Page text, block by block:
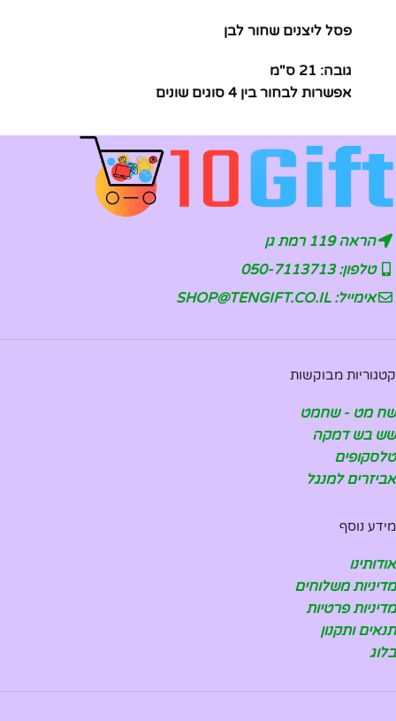
פסל ליצנים שחור לבן
גובה: 21 ס"מ
אפשרות לבחור בין 4 סוגים שונים
הראה 119 רמת גן
טלפון: 050-7113713
אימייל: SHOP@TENGIFT.CO.IL
קטגוריות מבוקשות
שח מט - שחמט
שש בש דמקה
טלסקופים
אביזרים למנגל
מידע נוסף
אודותינו
מדיניות משלוחים
מדיניות פרטיות
תנאים ותקנון
בלוג